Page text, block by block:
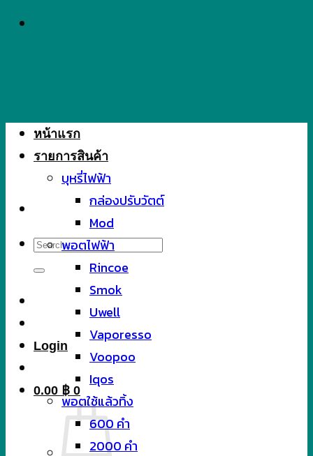
Skip
Search
for:
Login
0.00 ฿ 0
หน้าแรก
รายการสินค้า
บุหรี่ไฟฟ้า
กล่องปรับวัตต์
Mod
พอตไฟฟ้า
Rincoe
Smok
Uwell
Vaporesso
Voopoo
Iqos
พอตใช้แล้วทิ้ง
600 คำ
2000 คำ